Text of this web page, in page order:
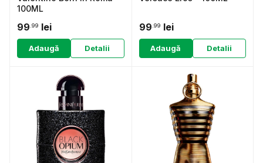
100ML
99 .99 lei
Adaugă Detalii
99 .99 lei
Adaugă Detalii